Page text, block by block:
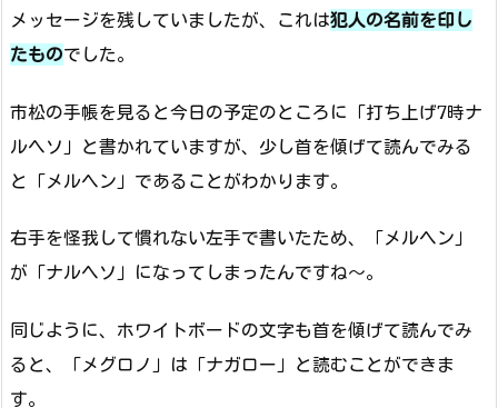
メッセージを残していましたが、これは犯人の名前を印し
たものでした。
市松の手帳を見ると今日の予定のところに「打ち上げ7時ナ
ルヘソ」と書かれていますが、少し首を傾げて読んでみる
と「メルヘン」であることがわかります。
右手を怪我して慣れない左手で書いたため、「メルヘン」
が「ナルヘソ」になってしまったんですね～。
同じように、ホワイトボードの文字も首を傾げて読んでみ
ると、「メグロノ」は「ナガロー」と読むことができま
す。